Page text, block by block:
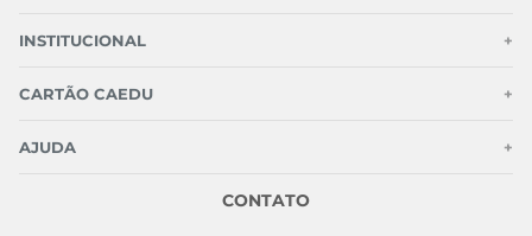
INSTITUCIONAL +
CARTÃO CAEDU +
AJUDA +
CONTATO